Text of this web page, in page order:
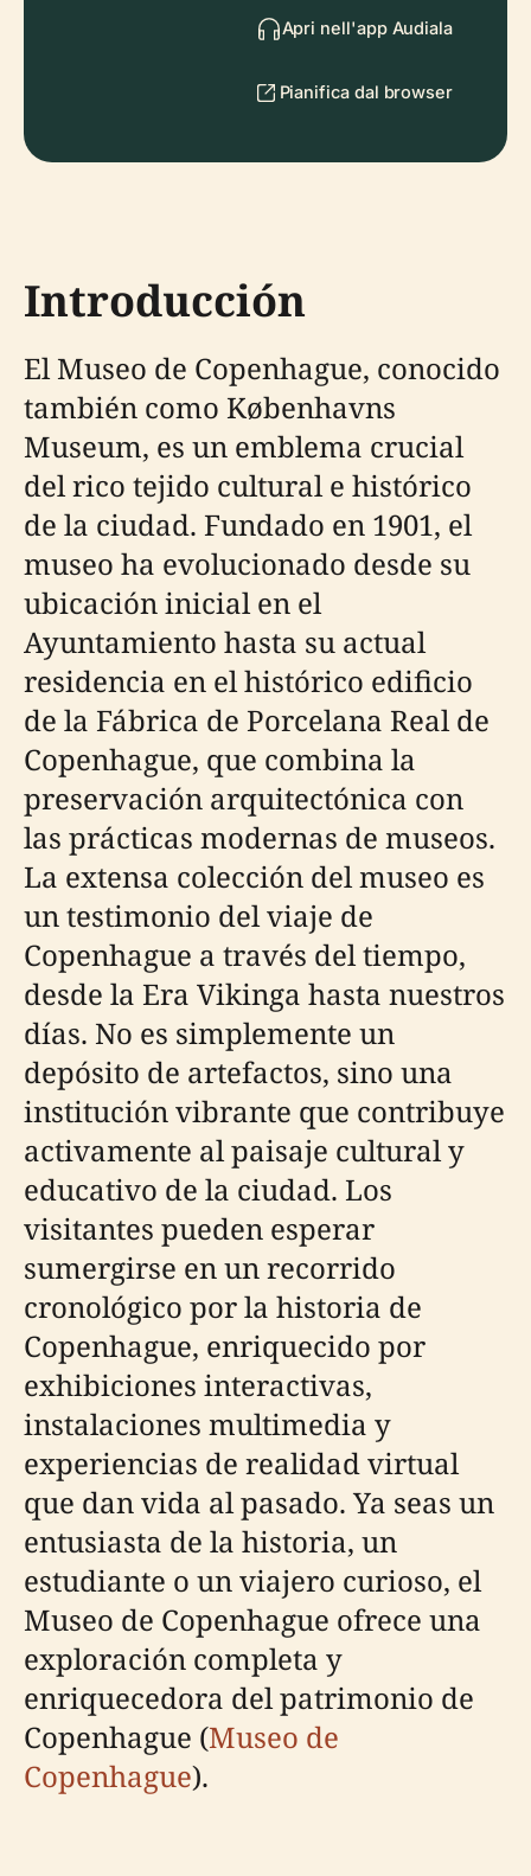
Apri nell'app Audiala
Pianifica dal browser
Introducción
El Museo de Copenhague, conocido
también como Københavns
Museum, es un emblema crucial
del rico tejido cultural e histórico
de la ciudad. Fundado en 1901, el
museo ha evolucionado desde su
ubicación inicial en el
Ayuntamiento hasta su actual
residencia en el histórico edificio
de la Fábrica de Porcelana Real de
Copenhague, que combina la
preservación arquitectónica con
las prácticas modernas de museos.
La extensa colección del museo es
un testimonio del viaje de
Copenhague a través del tiempo,
desde la Era Vikinga hasta nuestros
días. No es simplemente un
depósito de artefactos, sino una
institución vibrante que contribuye
activamente al paisaje cultural y
educativo de la ciudad. Los
visitantes pueden esperar
sumergirse en un recorrido
cronológico por la historia de
Copenhague, enriquecido por
exhibiciones interactivas,
instalaciones multimedia y
experiencias de realidad virtual
que dan vida al pasado. Ya seas un
entusiasta de la historia, un
estudiante o un viajero curioso, el
Museo de Copenhague ofrece una
exploración completa y
enriquecedora del patrimonio de
Copenhague (Museo de
Copenhague).